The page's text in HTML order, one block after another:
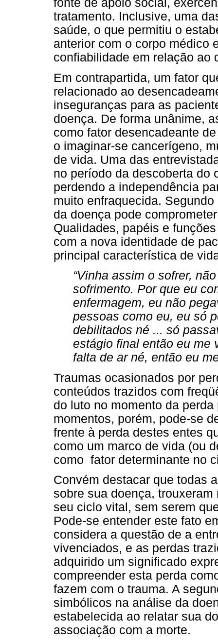
fonte de apoio social,
tratamento. Inclusive, uma
saúde, o que permitiu o
anterior com o corpo médico
confiabilidade em relação ao
Em contrapartida, um fator
relacionado ao
inseguranças para as
doença. De forma unânime,
como fator desencadeante
o imaginar-se cancerígeno,
de vida. Uma das
no período da descoberta do
perdendo a independência
muito enfraquecida.
da doença pode
Qualidades, papéis e
com a nova identidade de
principal característica de
“Vinha assim o sofrer,
sofrimento. Por que eu
enfermagem, eu não
pessoas como eu, eu só
debilitados né ... só
estágio final então eu me
falta de ar né, então eu
Traumas ocasionados por
conteúdos trazidos com
do luto no momento da
momentos, porém, pode-se
frente à perda destes entes
como um marco de vida (ou
como fator determinante no
Convém destacar que todas
sobre sua doença,
seu ciclo vital, sem serem
Pode-se entender este fato
considera a questão de a
vivenciados, e as perdas
adquirido um significado
compreender esta perda
fazem com o trauma. A
simbólicos na análise da
estabelecida ao relatar sua
associação com a morte.